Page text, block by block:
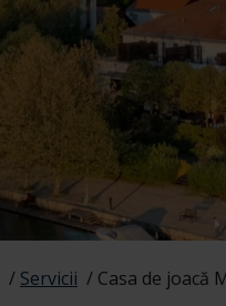
/ Servicii / Casa de joacă